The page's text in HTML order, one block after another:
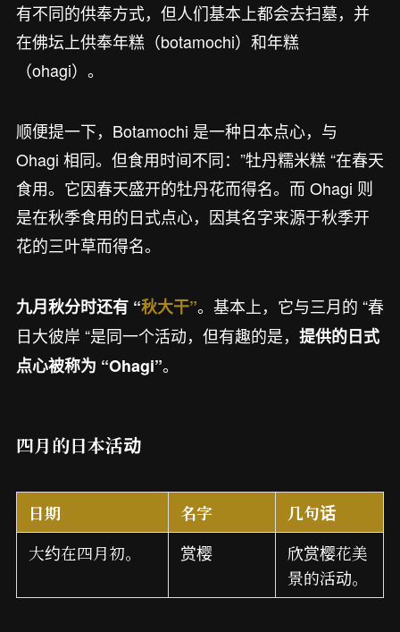
有不同的供奉方式，但人们基本上都会去扫墓，并
在佛坛上供奉年糕（botamochi）和年糕
（ohagi）。
顺便提一下，Botamochi 是一种日本点心，与
Ohagi 相同。但食用时间不同：”牡丹糯米糕 “在春天
食用。它因春天盛开的牡丹花而得名。而 Ohagi 则
是在秋季食用的日式点心，因其名字来源于秋季开
花的三叶草而得名。
九月秋分时还有 “秋大干”。基本上，它与三月的 “春
日大彼岸 “是同一个活动，但有趣的是， 提供的日式
点心被称为 “Ohagi”。
四月的日本活动
日期 名字
几句话
大约在四月初。
赏樱
欣赏樱花美
景的活动。